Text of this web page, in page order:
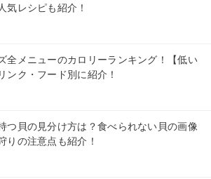
気レシピも紹介！
全メニューのカロリーランキング！【低い
ンク・フード別に紹介！
つ貝の見分け方は？食べられない貝の画像
りの注意点も紹介！